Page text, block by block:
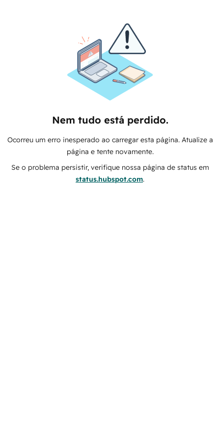
Nem tudo está perdido.
Ocorreu um erro inesperado ao carregar esta página. Atualize a
página e tente novamente.
Se o problema persistir, verifique nossa página de status em
status.hubspot.com.